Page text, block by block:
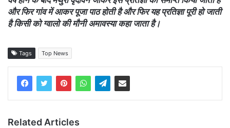
और फिर गांव में आकर पूजा पाठ होती है और फिर यह प्रतिज्ञा पूरी हो जाती
है किसी को ग्वालो की मौनी अमावस्या कहा जाता है।
Tags Top News
Related Articles